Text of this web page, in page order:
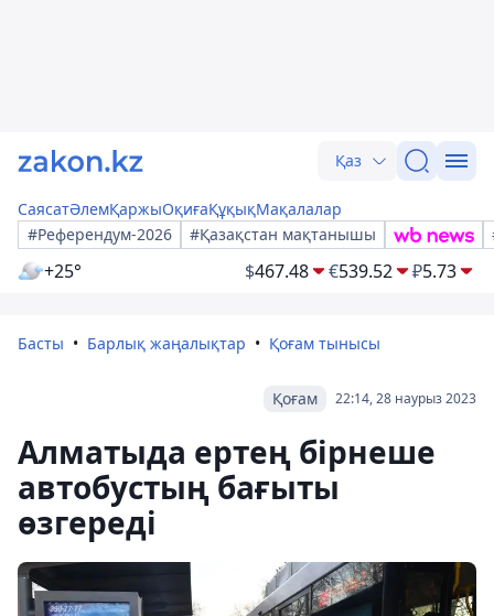
Қаз
СаясатӘлемҚаржыОқиғаҚұқықМақалалар
#Референдум-2026
#Қазақстан мақтанышы
+25° $467.48 €539.52 ₽5.73
Басты Барлық жаңалықтар Қоғам тынысы
22:14, 28 наурыз 2023
Қоғам
Алматыда ертең бірнеше
автобустың бағыты
өзгереді